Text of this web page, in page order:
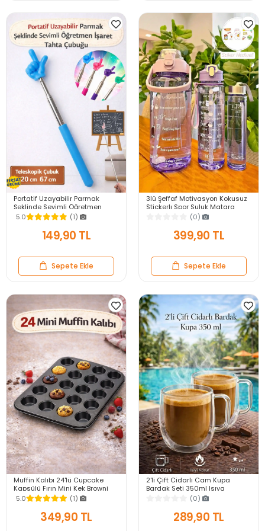
Portatif Uzayabilir Parmak
Şeklinde Sevimli Öğretmen
İşaret Tahta Çubuğu Teleskopik
Çubuk 20cm 67cm
5.0 (1)
149,90 TL
Sepete Ekle
3lü Şeffaf Motivasyon Kokusuz
Stickerlı Spor Suluk Matara
Pipetli Taşınabilir Su Şişesi Soft
(0)
399,90 TL
Sepete Ekle
Muffin Kalıbı 24'lü Cupcake
Kapsülü Fırın Mini Kek Browni
Kekstra Kurabiye Kalıbı Muffin
Baking Pan
5.0 (1)
349,90 TL
2'li Çift Cidarlı Cam Kupa
Bardak Seti 350ml Isıya
Dayanıklı Espresso Sunum
Kulplu Kahve Bardağı
(0)
289,90 TL